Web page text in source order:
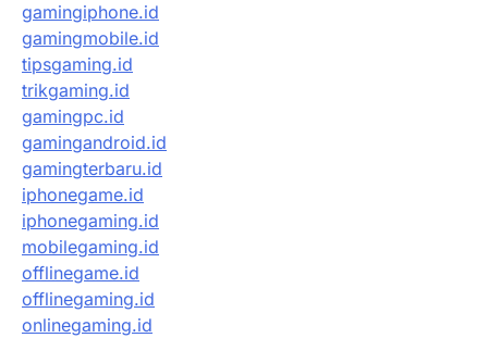
gamingiphone.id
gamingmobile.id
tipsgaming.id
trikgaming.id
gamingpc.id
gamingandroid.id
gamingterbaru.id
iphonegame.id
iphonegaming.id
mobilegaming.id
offlinegame.id
offlinegaming.id
onlinegaming.id